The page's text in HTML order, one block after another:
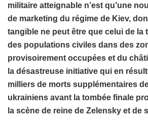
militaire atteignable n’est qu’une
de marketing du régime de Kiev,
tangible ne peut être que celui de la
des populations civiles dans des
provisoirement occupées et du
la désastreuse initiative qui en
milliers de morts supplémentaires
ukrainiens avant la tombée finale
la scène de reine de Zelensky et de